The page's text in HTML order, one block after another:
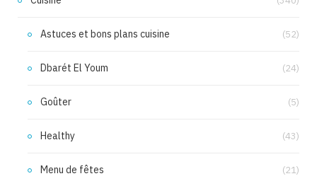
Astuces et bons plans cuisine (52)
Dbarét El Youm (24)
Goûter (5)
Healthy (43)
Menu de fêtes (21)